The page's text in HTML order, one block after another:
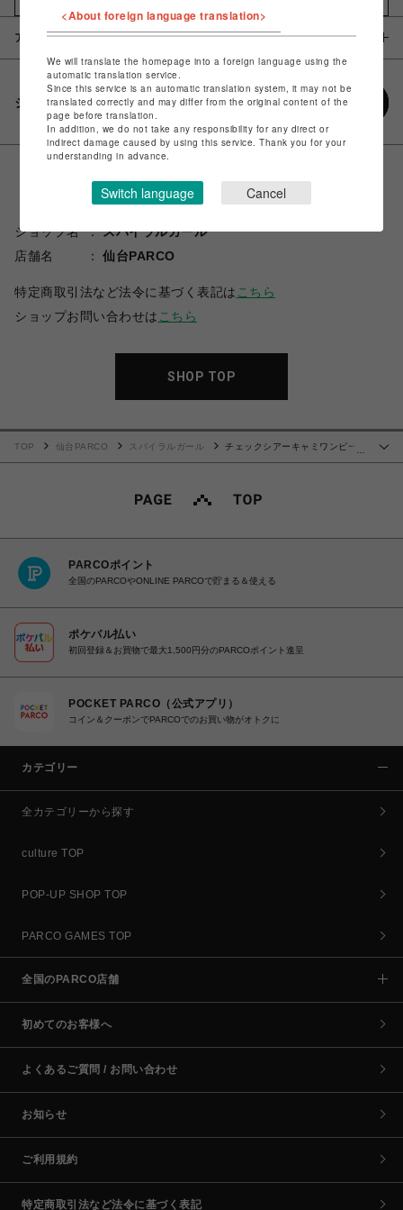
アイテム説明 / 素材
シェアする
ショップ名
スパイラルガール
店舗名
仙台PARCO
特定商取引法など法令に基づく表記は こちら
ショップお問い合わせは こちら
SHOP TOP
TOP 仙台PARCO スパイラルガール
チェックシアーキャミワンピー
PARCOポイント
全国のPARCOやONLINE PARCOで貯まる＆使える
ポケパル払い
初回登録＆お買物で最大1,500円分のPARCOポイント進呈
POCKET PARCO（公式アプリ）
コイン＆クーポンでPARCOでのお買い物がオトクに
カテゴリー
全カテゴリーから探す
culture TOP
POP-UP SHOP TOP
PARCO GAMES TOP
全国のPARCO店舗
初めてのお客様へ
よくあるご質問 / お問い合わせ
お知らせ
ご利用規約
特定商取引法など法令に基づく表記
<About foreign language translation>
We will translate the homepage into a foreign language using the
automatic translation service.
Since this service is an automatic translation system, it may not be
translated correctly and may differ from the original content of the
page before translation.
In addition, we do not take any responsibility for any direct or
indirect damage caused by using this service. Thank you for your
understanding in advance.
Switch language Cancel